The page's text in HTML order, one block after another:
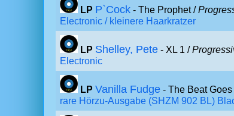
LP P`Cock - The Prophet /
Electronic / kleinere Haarkratzer
LP Shelley, Pete - XL 1 /
Electronic
LP Vanilla Fudge - The Beat
rare Hörzu-Ausgabe (SHZM 902 BL)